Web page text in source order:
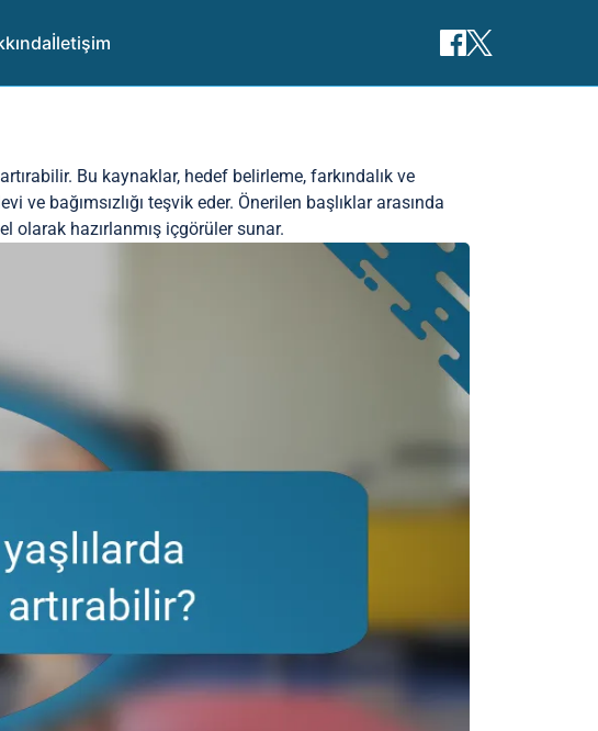
İletişim
Bu kaynaklar, hedef belirleme, farkındalık ve
bağımsızlığı teşvik eder. Önerilen başlıklar arasında
olarak hazırlanmış içgörüler sunar.